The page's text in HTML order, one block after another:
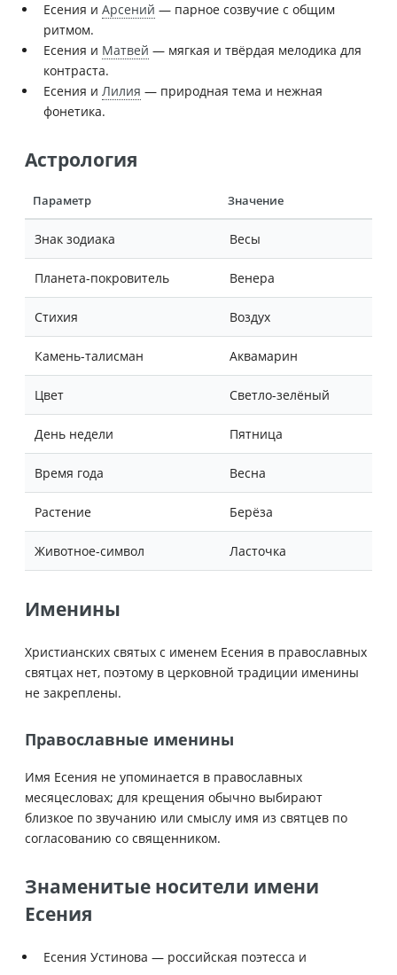
Есения и Арсений — парное созвучие с общим
ритмом.
Есения и Матвей — мягкая и твёрдая мелодика для
контраста.
Есения и Лилия — природная тема и нежная
фонетика.
Астрология
Параметр Значение
Знак зодиака Весы
Планета-покровитель Венера
Стихия Воздух
Камень-талисман Аквамарин
Цвет Светло-зелёный
День недели Пятница
Время года Весна
Растение Берёза
Животное-символ Ласточка
Именины
Христианских святых с именем Есения в православных
святцах нет, поэтому в церковной традиции именины
не закреплены.
Православные именины
Имя Есения не упоминается в православных
месяцесловах; для крещения обычно выбирают
близкое по звучанию или смыслу имя из святцев по
согласованию со священником.
Знаменитые носители имени
Есения
Есения Устинова — российская поэтесса и